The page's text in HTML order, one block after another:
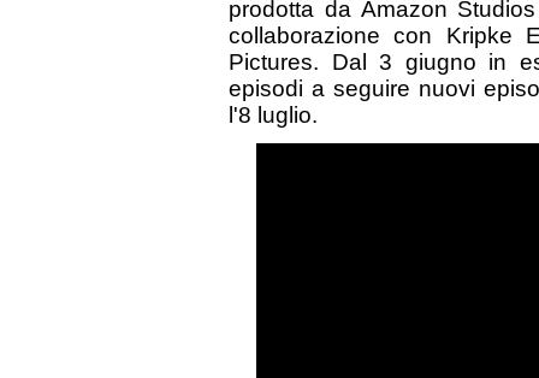
prodotta da Amazon
collaborazione con Kripke
Pictures. Dal 3 giugno in
episodi a seguire nuovi
l'8 luglio.